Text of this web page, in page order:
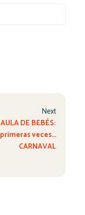
Next
AULA DE BEBÉS:
primeras veces…
CARNAVAL